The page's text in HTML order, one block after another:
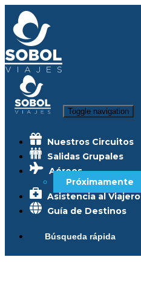
Toggle navigation
Nuestros Circuitos
Salidas Grupales
Aéreos
Próximamente
Asistencia al Viajero
Guía de Destinos
Búsqueda rápida